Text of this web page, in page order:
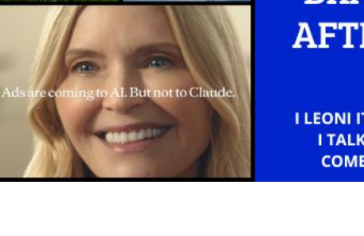
PUNTI VENDITA
CSR
STRATEGIE
CINEMA